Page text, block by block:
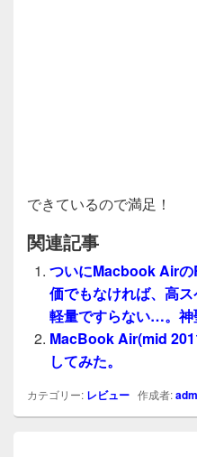
できているので満足！
関連記事
ついにMacbook Air
価でもなければ、高
軽量ですらない…。神
MacBook Air(mid
してみた。
カテゴリー: レビュー 作成者: